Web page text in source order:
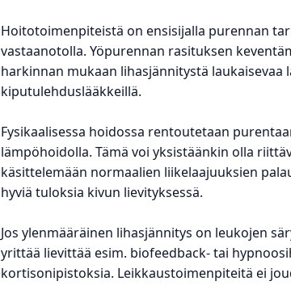
Hoitotoimenpiteistä on ensisijalla purennan
vastaanotolla. Yöpurennan rasituksen
harkinnan mukaan lihasjännitystä laukaisevaa
kiputulehduslääkkeillä.
Fysikaalisessa hoidossa rentoutetaan
lämpöhoidolla. Tämä voi yksistäänkin olla
käsittelemään normaalien liikelaajuuksien
hyviä tuloksia kivun lievityksessä.
Jos ylenmääräinen lihasjännitys on leukojen
yrittää lievittää esim. biofeedback- tai
kortisonipistoksia. Leikkaustoimenpiteitä ei